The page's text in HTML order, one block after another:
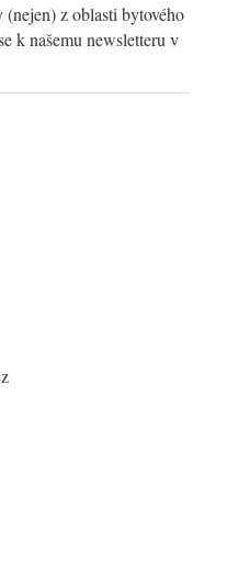
z oblasti bytového
k našemu newsletteru v